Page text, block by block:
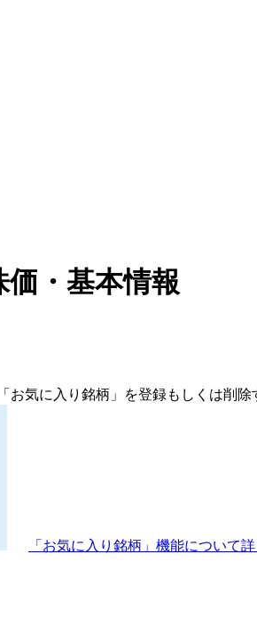
価・基本情報
「お気に入り銘柄」を登録もしくは削除
「お気に入り銘柄」機能について詳